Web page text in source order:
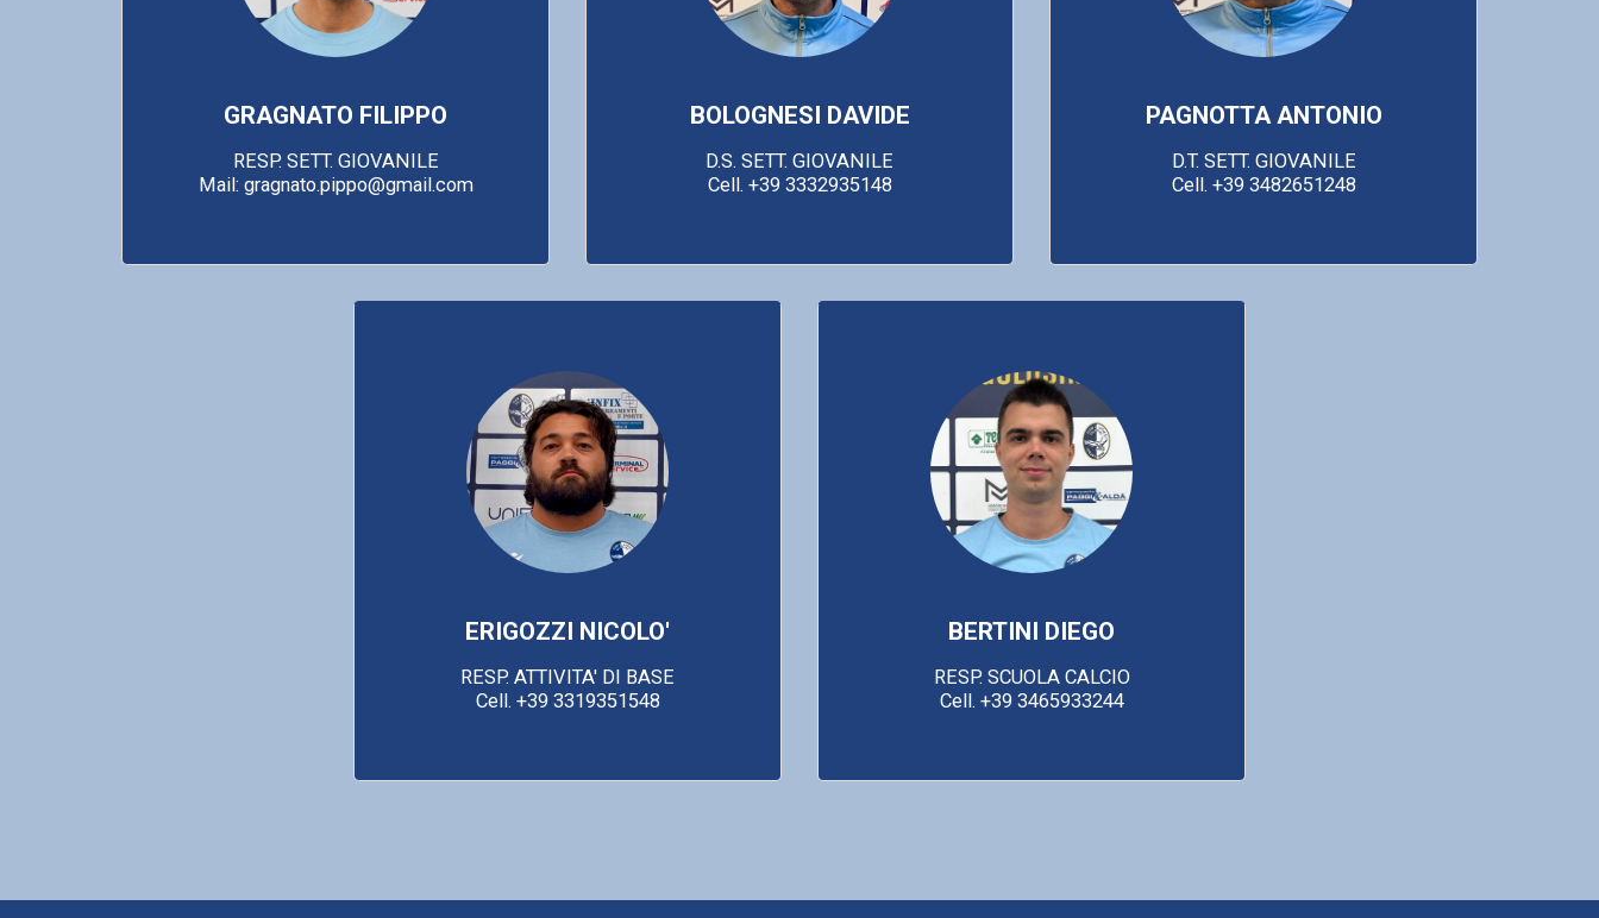
GRAGNATO FILIPPO
RESP. SETT. GIOVANILE
Mail: gragnato.pippo@gmail.com
BOLOGNESI DAVIDE
D.S. SETT. GIOVANILE
Cell. +39 3332935148
PAGNOTTA ANTONIO
D.T. SETT. GIOVANILE
Cell. +39 3482651248
ERIGOZZI NICOLO'
RESP. ATTIVITA' DI BASE
Cell. +39 3319351548
BERTINI DIEGO
RESP. SCUOLA CALCIO
Cell. +39 3465933244